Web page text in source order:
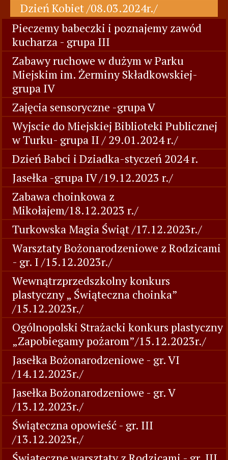
Dzień Kobiet /08.03.2024r./
Pieczemy babeczki i poznajemy zawód
kucharza - grupa III
Zabawy ruchowe w dużym w Parku
Miejskim im. Żerminy Składkowskiej-
grupa IV
Zajęcia sensoryczne -grupa V
Wyjscie do Miejskiej Biblioteki Publicznej
w Turku- grupa II / 29.01.2024 r./
Dzień Babci i Dziadka-styczeń 2024 r.
Jasełka -grupa IV /19.12.2023 r./
Zabawa choinkowa z
Mikołajem/18.12.2023 r./
Turkowska Magia Świąt /17.12.2023r./
Warsztaty Bożonarodzeniowe z Rodzicami
- gr. I /15.12.2023r./
Wewnątrzprzedszkolny konkurs
plastyczny „ Świąteczna choinka”
/15.12.2023r./
Ogólnopolski Strażacki konkurs plastyczny
„Zapobiegamy pożarom”/15.12.2023r./
Jasełka Bożonarodzeniowe - gr. VI
/14.12.2023r./
Jasełka Bożonarodzeniowe - gr. V
/13.12.2023r./
Świąteczna opowieść - gr. III
/13.12.2023r./